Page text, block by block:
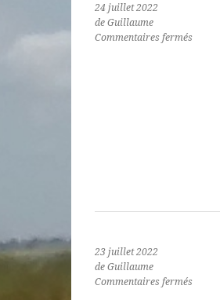
24 juillet 2022
de Guillaume
Commentaires ferméssur
23 juillet 2022
de Guillaume
Commentaires ferméssur